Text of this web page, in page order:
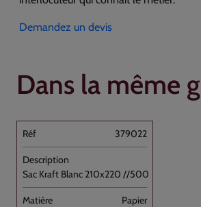
Demandez un devis
Dans la même
379022
Sac Kraft Blanc 210x220 //500
Papier